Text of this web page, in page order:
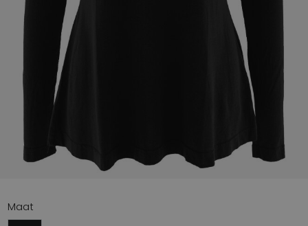
Maat